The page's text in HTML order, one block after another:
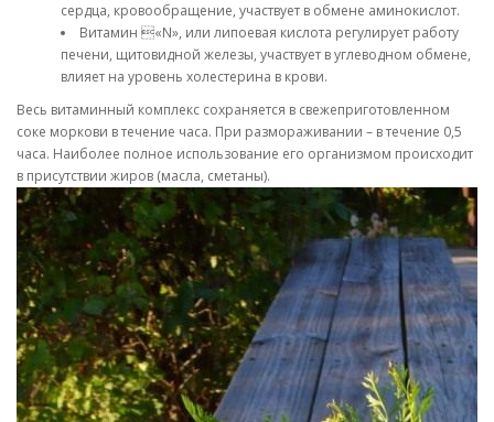
сердца, кровообращение, участвует в обмене аминокислот.
Витамин «N», или липоевая кислота регулирует работу
печени, щитовидной железы, участвует в углеводном обмене,
влияет на уровень холестерина в крови.
Весь витаминный комплекс сохраняется в свежеприготовленном
соке моркови в течение часа. При размораживании – в течение 0,5
часа. Наиболее полное использование его организмом происходит
в присутствии жиров (масла, сметаны).